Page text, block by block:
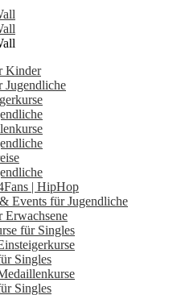
Kinder
Jugendliche
| HipHop
Events für Jugendliche
Erwachsene
für Singles
Singles
Singles